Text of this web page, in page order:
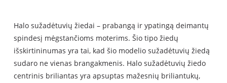
Halo sužadėtuvių žiedai – prabangą ir ypatingą deimantų
spindesį mėgstančioms moterims. Šio tipo žiedų
išskirtininumas yra tai, kad šio modelio sužadėtuvių žiedą
sudaro ne vienas brangakmenis. Halo sužadėtuvių žiedo
centrinis briliantas yra apsuptas mažesnių briliantukų,